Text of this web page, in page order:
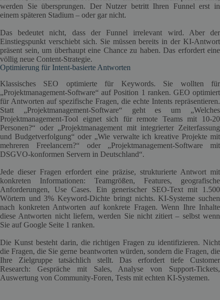
werden Sie übersprungen. Der Nutzer betritt Ihren Funnel erst in
einem späteren Stadium – oder gar nicht.
Das bedeutet nicht, dass der Funnel irrelevant wird. Aber der
Einstiegspunkt verschiebt sich. Sie müssen bereits in der KI-Antwort
präsent sein, um überhaupt eine Chance zu haben. Das erfordert eine
völlig neue Content-Strategie.
Optimierung für Intent-basierte Antworten
Klassisches SEO optimierte für Keywords. Sie wollten für
„Projektmanagement-Software“ auf Position 1 ranken. GEO optimiert
für Antworten auf spezifische Fragen, die echte Intents repräsentieren.
Statt „Projektmanagement-Software“ geht es um „Welches
Projektmanagement-Tool eignet sich für remote Teams mit 10-20
Personen?“ oder „Projektmanagement mit integrierter Zeiterfassung
und Budgetverfolgung“ oder „Wie verwalte ich kreative Projekte mit
mehreren Freelancern?“ oder „Projektmanagement-Software mit
DSGVO-konformen Servern in Deutschland“.
Jede dieser Fragen erfordert eine präzise, strukturierte Antwort mit
konkreten Informationen: Teamgrößen, Features, geografische
Anforderungen, Use Cases. Ein generischer SEO-Text mit 1.500
Wörtern und 3% Keyword-Dichte bringt nichts. KI-Systeme suchen
nach konkreten Antworten auf konkrete Fragen. Wenn Ihre Inhalte
diese Antworten nicht liefern, werden Sie nicht zitiert – selbst wenn
Sie auf Google Seite 1 ranken.
Die Kunst besteht darin, die richtigen Fragen zu identifizieren. Nicht
die Fragen, die Sie gerne beantworten würden, sondern die Fragen, die
Ihre Zielgruppe tatsächlich stellt. Das erfordert tiefe Customer
Research: Gespräche mit Sales, Analyse von Support-Tickets,
Auswertung von Community-Foren, Tests mit echten KI-Systemen.